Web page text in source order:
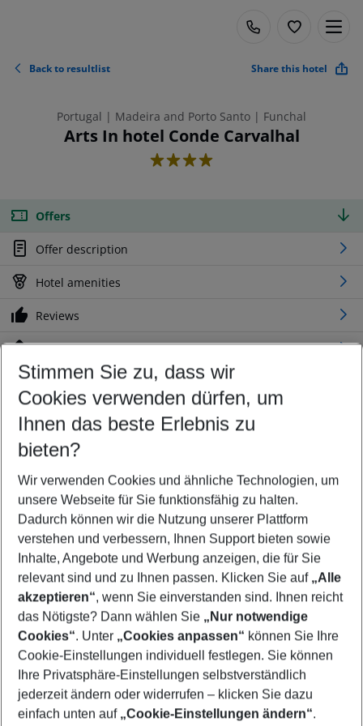
Back to resultlist Share this hotel
Portugal | Madeira and Porto Santo | Funchal
Arts In hotel Conde Carvalhal
4
Offers
Offer description
Hotel amenities
Reviews
Location
Customize your offer
Find the perfect deal which suits your best
Your departure airport
Any airport
Select your date range
11/08/26–09/08/27 5-8 nights
Who will travel
2 adults No children
Show more filter
Footer
Footer navigation
Stimmen Sie zu, dass wir
Cookies verwenden dürfen, um
Ihnen das beste Erlebnis zu
bieten?
Wir verwenden Cookies und ähnliche Technologien, um
unsere Webseite für Sie funktionsfähig zu halten.
Dadurch können wir die Nutzung unserer Plattform
verstehen und verbessern, Ihnen Support bieten sowie
Inhalte, Angebote und Werbung anzeigen, die für Sie
relevant sind und zu Ihnen passen. Klicken Sie auf „Alle
akzeptieren“, wenn Sie einverstanden sind. Ihnen reicht
das Nötigste? Dann wählen Sie „Nur notwendige
Cookies“. Unter „Cookies anpassen“ können Sie Ihre
Cookie-Einstellungen individuell festlegen. Sie können
Ihre Privatsphäre-Einstellungen selbstverständlich
jederzeit ändern oder widerrufen – klicken Sie dazu
einfach unten auf „Cookie-Einstellungen ändern“.